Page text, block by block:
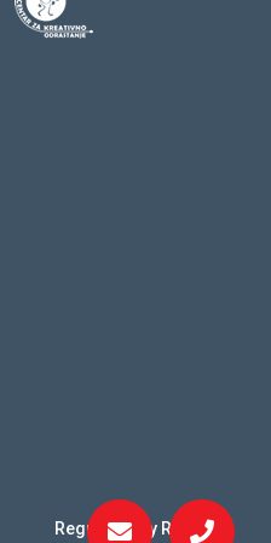
Regulated by RICS